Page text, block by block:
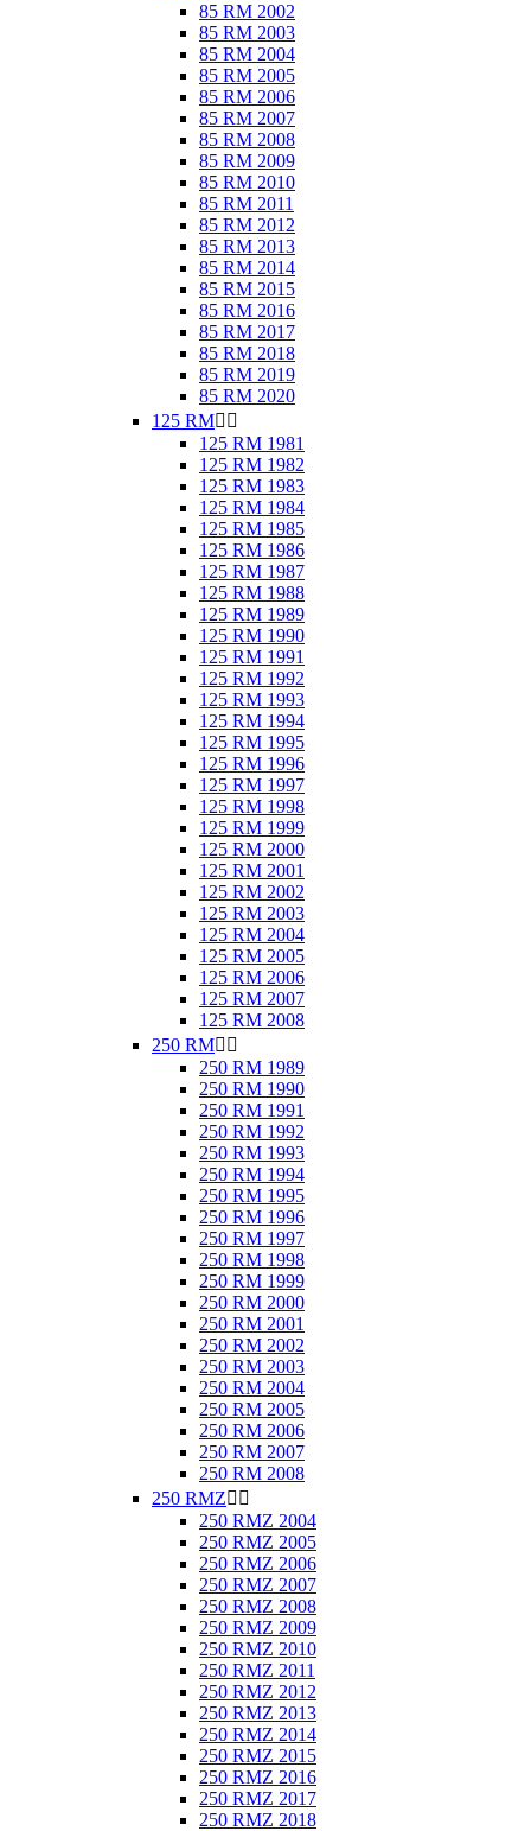
85 RM 2002
85 RM 2003
85 RM 2004
85 RM 2005
85 RM 2006
85 RM 2007
85 RM 2008
85 RM 2009
85 RM 2010
85 RM 2011
85 RM 2012
85 RM 2013
85 RM 2014
85 RM 2015
85 RM 2016
85 RM 2017
85 RM 2018
85 RM 2019
85 RM 2020
125 RM 
125 RM 1981
125 RM 1982
125 RM 1983
125 RM 1984
125 RM 1985
125 RM 1986
125 RM 1987
125 RM 1988
125 RM 1989
125 RM 1990
125 RM 1991
125 RM 1992
125 RM 1993
125 RM 1994
125 RM 1995
125 RM 1996
125 RM 1997
125 RM 1998
125 RM 1999
125 RM 2000
125 RM 2001
125 RM 2002
125 RM 2003
125 RM 2004
125 RM 2005
125 RM 2006
125 RM 2007
125 RM 2008
250 RM 
250 RM 1989
250 RM 1990
250 RM 1991
250 RM 1992
250 RM 1993
250 RM 1994
250 RM 1995
250 RM 1996
250 RM 1997
250 RM 1998
250 RM 1999
250 RM 2000
250 RM 2001
250 RM 2002
250 RM 2003
250 RM 2004
250 RM 2005
250 RM 2006
250 RM 2007
250 RM 2008
250 RMZ 
250 RMZ 2004
250 RMZ 2005
250 RMZ 2006
250 RMZ 2007
250 RMZ 2008
250 RMZ 2009
250 RMZ 2010
250 RMZ 2011
250 RMZ 2012
250 RMZ 2013
250 RMZ 2014
250 RMZ 2015
250 RMZ 2016
250 RMZ 2017
250 RMZ 2018